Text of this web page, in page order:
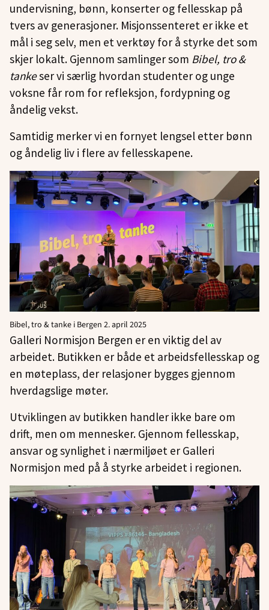
undervisning, bønn, konserter og fellesskap på
tvers av generasjoner. Misjonssenteret er ikke et
mål i seg selv, men et verktøy for å styrke det som
skjer lokalt. Gjennom samlinger som Bibel, tro &
tankeser vi særlig hvordan studenter og unge
voksne får rom for refleksjon, fordypning og
åndelig vekst.
Samtidig merker vi en fornyet lengsel etter bønn
og åndelig liv i flere av fellesskapene.
Bibel, tro & tanke i Bergen 2. april 2025
Galleri Normisjon Bergen er en viktig del av
arbeidet. Butikken er både et arbeidsfellesskap og
en møteplass, der relasjoner bygges gjennom
hverdagslige møter.
Utviklingen av butikken handler ikke bare om
drift, men om mennesker. Gjennom fellesskap,
ansvar og synlighet i nærmiljøet er Galleri
Normisjon med på å styrke arbeidet i regionen.